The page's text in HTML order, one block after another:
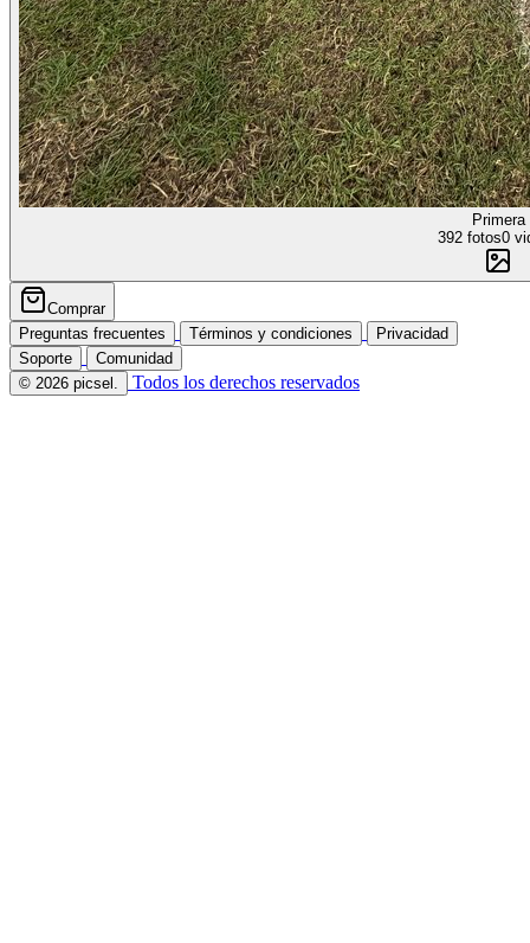
Primera
392 fotos0
Comprar
Preguntas frecuentes
Términos y condiciones
Privacidad
Soporte
Comunidad
© 2026 picsel.
Todos los derechos reservados